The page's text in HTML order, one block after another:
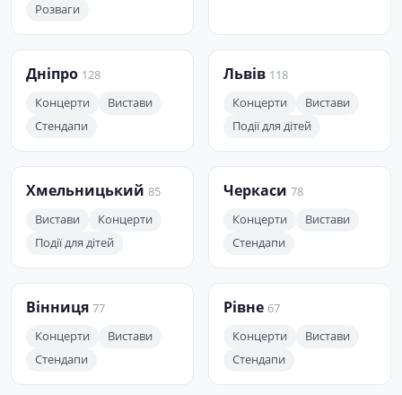
Розваги
Дніпро 128
Концерти
Вистави
Стендапи
Львів 118
Концерти
Вистави
Події для дітей
Хмельницький 85
Вистави
Концерти
Події для дітей
Черкаси 78
Концерти
Вистави
Стендапи
Вінниця 77
Концерти
Вистави
Стендапи
Рівне 67
Концерти
Вистави
Стендапи